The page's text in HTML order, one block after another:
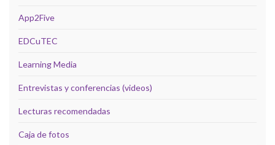
App2Five
EDCuTEC
Learning Media
Entrevistas y conferencias (videos)
Lecturas recomendadas
Caja de fotos